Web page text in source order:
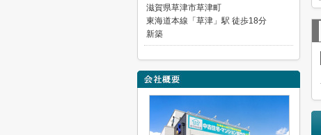
滋賀県草津市草津町
東海道本線「草津」駅 徒歩18分
新築